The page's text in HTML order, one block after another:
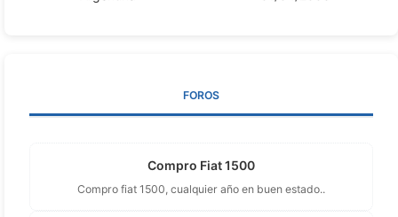
FOROS
Compro Fiat 1500
Compro fiat 1500, cualquier año en buen estado..